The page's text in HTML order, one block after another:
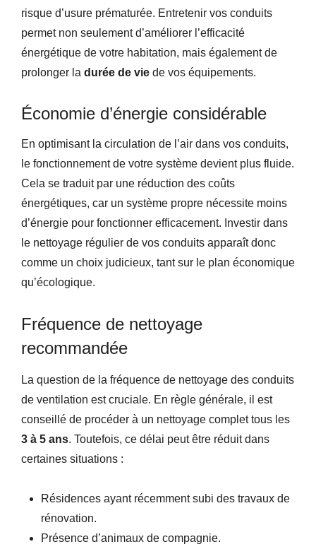
risque d’usure prématurée. Entretenir vos conduits
permet non seulement d’améliorer l’efficacité
énergétique de votre habitation, mais également de
prolonger la durée de vie de vos équipements.
Économie d’énergie considérable
En optimisant la circulation de l’air dans vos conduits,
le fonctionnement de votre système devient plus fluide.
Cela se traduit par une réduction des coûts
énergétiques, car un système propre nécessite moins
d’énergie pour fonctionner efficacement. Investir dans
le nettoyage régulier de vos conduits apparaît donc
comme un choix judicieux, tant sur le plan économique
qu’écologique.
Fréquence de nettoyage
recommandée
La question de la fréquence de nettoyage des conduits
de ventilation est cruciale. En règle générale, il est
conseillé de procéder à un nettoyage complet tous les
3 à 5 ans. Toutefois, ce délai peut être réduit dans
certaines situations :
Résidences ayant récemment subi des travaux de
rénovation.
Présence d’animaux de compagnie.